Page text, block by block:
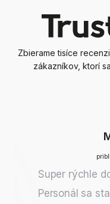
Zbierame tisíce
zákazníkov, ktorí
Super rýchle
Personál sa